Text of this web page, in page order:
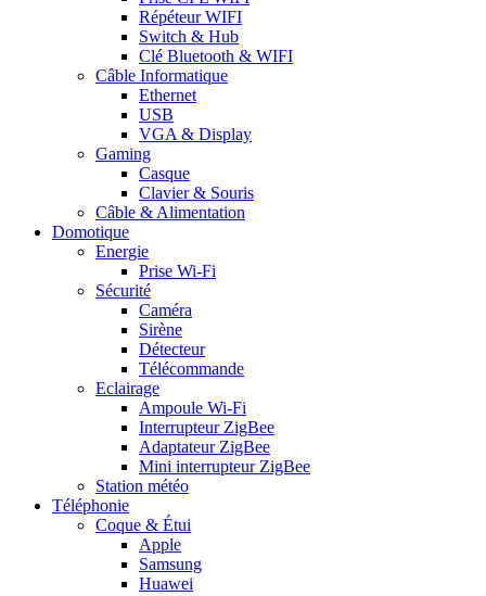
Répéteur WIFI
Switch & Hub
Clé Bluetooth & WIFI
Câble Informatique
Ethernet
USB
VGA & Display
Gaming
Casque
Clavier & Souris
Câble & Alimentation
Domotique
Energie
Prise Wi-Fi
Sécurité
Caméra
Sirène
Détecteur
Télécommande
Eclairage
Ampoule Wi-Fi
Interrupteur ZigBee
Adaptateur ZigBee
Mini interrupteur ZigBee
Station météo
Téléphonie
Coque & Étui
Apple
Samsung
Huawei